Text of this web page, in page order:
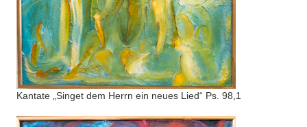
Kantate „Singet dem Herrn ein neues Lied“ Ps. 98,1